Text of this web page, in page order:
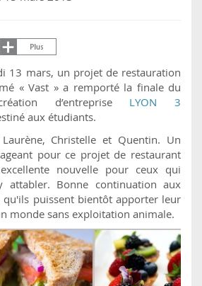
13 mars, un projet de restauration
« Vast » a remporté la finale du
d’entreprise LYON 3
aux étudiants.
Christelle et Quentin. Un
pour ce projet de restaurant
nouvelle pour ceux qui
attabler. Bonne continuation aux
puissent bientôt apporter leur
monde sans exploitation animale.